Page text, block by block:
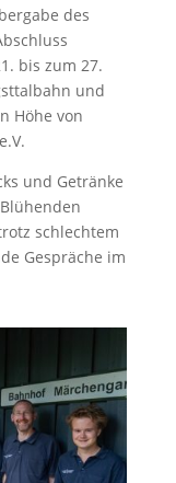
des
bis zum 27.
und
Höhe von
und Getränke
schlechtem
Gespräche im